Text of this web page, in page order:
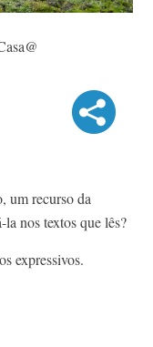
um recurso da
nos textos que lês?
expressivos.